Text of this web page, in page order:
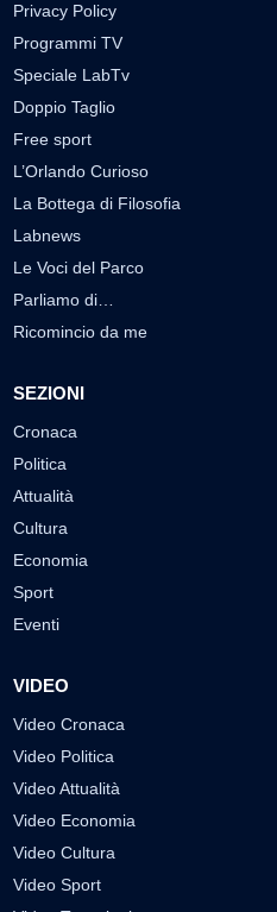
Privacy Policy
Programmi TV
Speciale LabTv
Doppio Taglio
Free sport
L’Orlando Curioso
La Bottega di Filosofia
Labnews
Le Voci del Parco
Parliamo di…
Ricomincio da me
SEZIONI
Cronaca
Politica
Attualità
Cultura
Economia
Sport
Eventi
VIDEO
Video Cronaca
Video Politica
Video Attualità
Video Economia
Video Cultura
Video Sport